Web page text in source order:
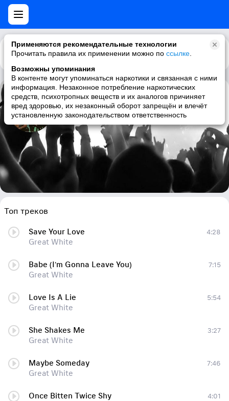
Применяются рекомендательные технологии
Прочитать правила их применении можно по ссылке
Возможны упоминания
В контенте могут упоминаться наркотики и связанная с ними
информация. Незаконное потребление наркотических
средств, психотропных веществ и их аналогов причиняет
вред здоровью, их незаконный оборот запрещён и влечёт
установленную законодательством ответственность
Каталог Рекомендации
Great White
hard rock, hair metal, classic rock, rock
Топ треков
Save Your Love
Great White
4:28
Babe (I'm Gonna Leave You)
Great White
7:15
Love Is A Lie
Great White
5:54
She Shakes Me
Great White
3:27
Maybe Someday
Great White
7:46
Once Bitten Twice Shy
4:01